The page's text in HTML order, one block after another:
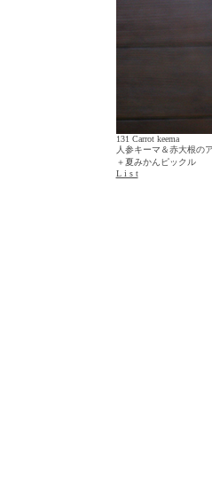
131 Carrot keema
人参キーマ＆赤大根の
＋夏みかんピックル
L i s t